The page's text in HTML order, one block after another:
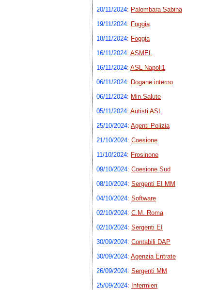
20/11/2024: Palombara Sabina
19/11/2024: Foggia
18/11/2024: Foggia
16/11/2024: ASMEL
16/11/2024: ASL Napoli1
06/11/2024: Dogane interno
06/11/2024: Min.Salute
05/11/2024: Autisti ASL
25/10/2024: Agenti Polizia
21/10/2024: Coesione
11/10/2024: Frosinone
09/10/2024: Coesione Sud
08/10/2024: Sergenti EI MM
04/10/2024: Software
02/10/2024: C.M. Roma
02/10/2024: Sergenti EI
30/09/2024: Contabili DAP
30/09/2024: Agenzia Entrate
26/09/2024: Sergenti MM
25/09/2024: Infermieri